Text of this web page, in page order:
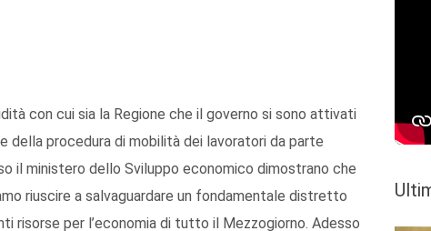
con cui sia la Regione che il governo si sono attivati
della procedura di mobilità dei lavoratori da parte
il ministero dello Sviluppo economico dimostrano che
riuscire a salvaguardare un fondamentale distretto
risorse per l’economia di tutto il Mezzogiorno. Adesso